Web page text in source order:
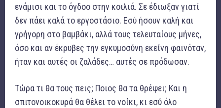
ενάμισι και το όγδοο στην κοιλιά. Σε έδιωξαν γιατί
δεν πάει καλά το εργοστάσιο. Εσύ ήσουν καλή και
γρήγορη στο βαμβάκι, αλλά τους τελευταίους μήνες,
όσο και αν έκρυβες την εγκυμοσύνη εκείνη φαινόταν,
ήταν και αυτές οι ζαλάδες… αυτές σε πρόδωσαν.
Τώρα τι θα τους πεις; Ποιος θα τα θρέψει; Και η
σπιτονοικοκυρά θα θέλει το νοίκι, κι εσύ όλο